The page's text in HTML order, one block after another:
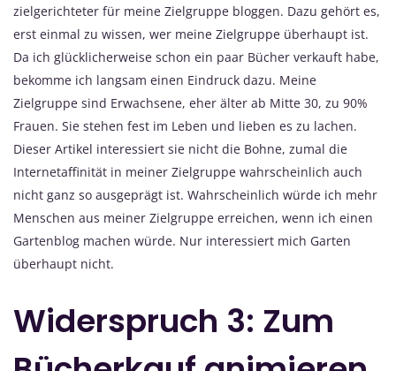
zielgerichteter für meine Zielgruppe bloggen. Dazu gehört es,
erst einmal zu wissen, wer meine Zielgruppe überhaupt ist.
Da ich glücklicherweise schon ein paar Bücher verkauft habe,
bekomme ich langsam einen Eindruck dazu. Meine
Zielgruppe sind Erwachsene, eher älter ab Mitte 30, zu 90%
Frauen. Sie stehen fest im Leben und lieben es zu lachen.
Dieser Artikel interessiert sie nicht die Bohne, zumal die
Internetaffinität in meiner Zielgruppe wahrscheinlich auch
nicht ganz so ausgeprägt ist. Wahrscheinlich würde ich mehr
Menschen aus meiner Zielgruppe erreichen, wenn ich einen
Gartenblog machen würde. Nur interessiert mich Garten
überhaupt nicht.
Widerspruch 3: Zum